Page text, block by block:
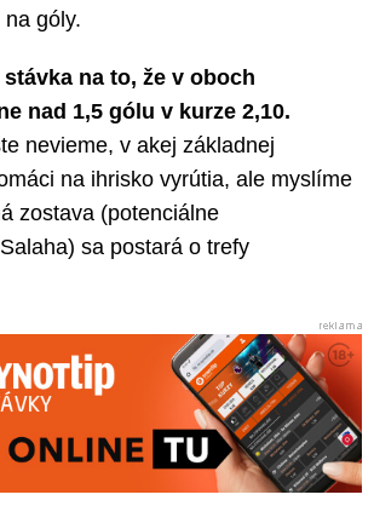
góly.
na to, že v oboch
nad 1,5 gólu v kurze 2,10.
nevieme, v akej základnej
na ihrisko vyrútia, ale myslíme
zostava (potenciálne
sa postará o trefy